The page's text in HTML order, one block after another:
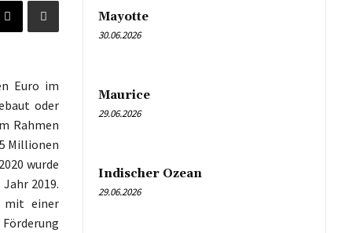
Euro im
oder
Rahmen
Millionen
wurde
2019.
mit einer
Mayotte
30.06.2026
Maurice
29.06.2026
Indischer Ozean
29.06.2026